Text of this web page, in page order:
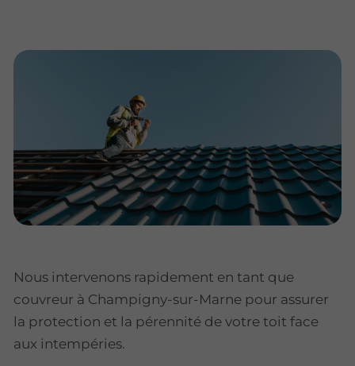
Nous intervenons rapidement en tant que
couvreur à Champigny-sur-Marne pour assurer
la protection et la pérennité de votre toit face
aux intempéries.